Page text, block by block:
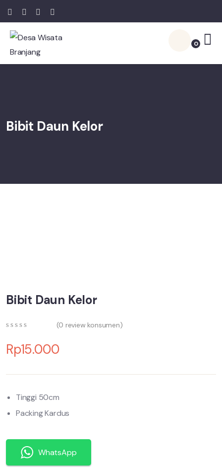
0
Bibit Daun Kelor
Bibit Daun Kelor
out
of
(0 review konsumen)
Rp15.000
Tinggi 50cm
Packing Kardus
WhatsApp